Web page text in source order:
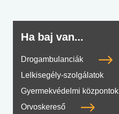
Ha baj van...
Drogambulanciák
Lelkisegély-szolgálatok
Gyermekvédelmi központok
Orvoskereső